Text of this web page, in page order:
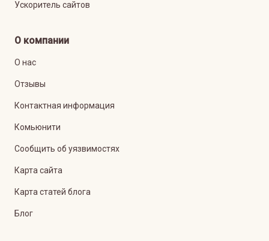
Ускоритель сайтов
О компании
О нас
Отзывы
Контактная информация
Комьюнити
Сообщить об уязвимостях
Карта сайта
Карта статей блога
Блог